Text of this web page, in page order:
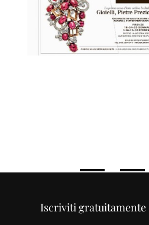
Iscriviti gratuitamente